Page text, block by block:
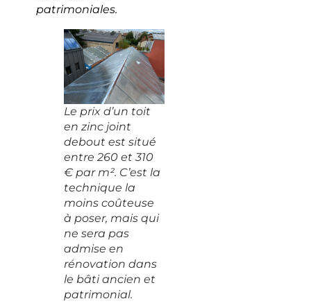
patrimoniales.
Le prix d’un toit
en zinc joint
debout est situé
entre 260 et 310
€ par m². C’est la
technique la
moins coûteuse
à poser, mais qui
ne sera pas
admise en
rénovation dans
le bâti ancien et
patrimonial.